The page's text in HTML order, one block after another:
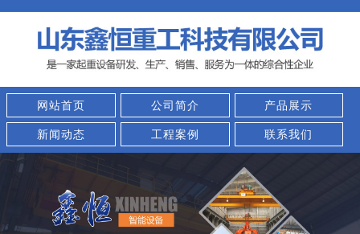
网站首页 公司简介 产品展示
新闻动态 工程案例 联系我们